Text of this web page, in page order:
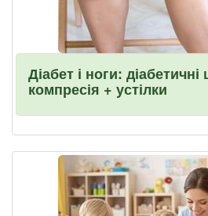
Діабет і ноги:
компресія + устілки